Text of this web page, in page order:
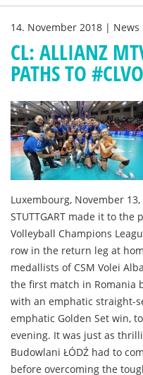
14. November 2018 | News
CL: ALLIANZ
PATHS TO
Luxembourg, November 13,
STUTTGART made it to the
Volleyball Champions
row in the return leg at
medallists of CSM Volei
the first match in Romania
with an emphatic straight-
emphatic Golden Set win,
evening. It was just as
Budowlani ŁÓDŹ had to
before overcoming the